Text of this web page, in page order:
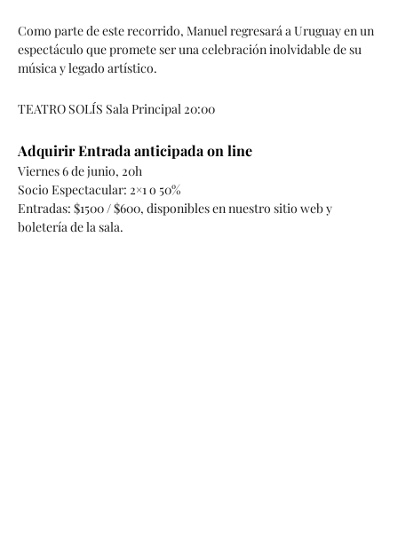
Como parte de este recorrido, Manuel regresará a Uruguay en un
espectáculo que promete ser una celebración inolvidable de su
música y legado artístico.
TEATRO SOLÍS Sala Principal 20:00
Adquirir Entrada anticipada on line
Viernes 6 de junio, 20h
Socio Espectacular: 2×1 o 50%
Entradas: $1500 / $600, disponibles en nuestro sitio web y
boletería de la sala.